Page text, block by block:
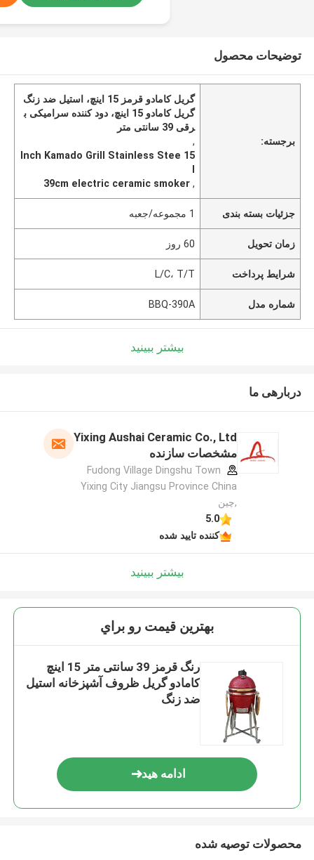
توضیحات محصول
برجسته:
گریل کامادو قرمز 15 اینچ، استیل ضد زنگ
گریل کامادو 15 اینچ، دود کننده سرامیکی ب
رقی 39 سانتی متر
,
15 Inch Kamado Grill Stainless Stee
l
,
39cm electric ceramic smoker
جزئیات بسته بندی 1 مجموعه/جعبه
زمان تحویل 60 روز
شرایط پرداخت L/C، T/T
شماره مدل BBQ-390A
بیشتر ببینید
دربارهی ما
Yixing Aushai Ceramic Co., Ltd
مشخصات سازنده
Fudong Village Dingshu Town
Yixing City Jiangsu Province China
,چین
5.0
کننده تایید شده
بیشتر ببینید
بهترين قيمت رو براي
رنگ قرمز 39 سانتی متر 15 اینچ
کامادو گریل ظروف آشپزخانه استیل
ضد زنگ
ادامه هید
محصولات توصیه شده